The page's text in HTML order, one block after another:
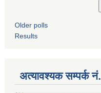
Older polls
Results
अत्यावश्यक सम्पर्क नं.